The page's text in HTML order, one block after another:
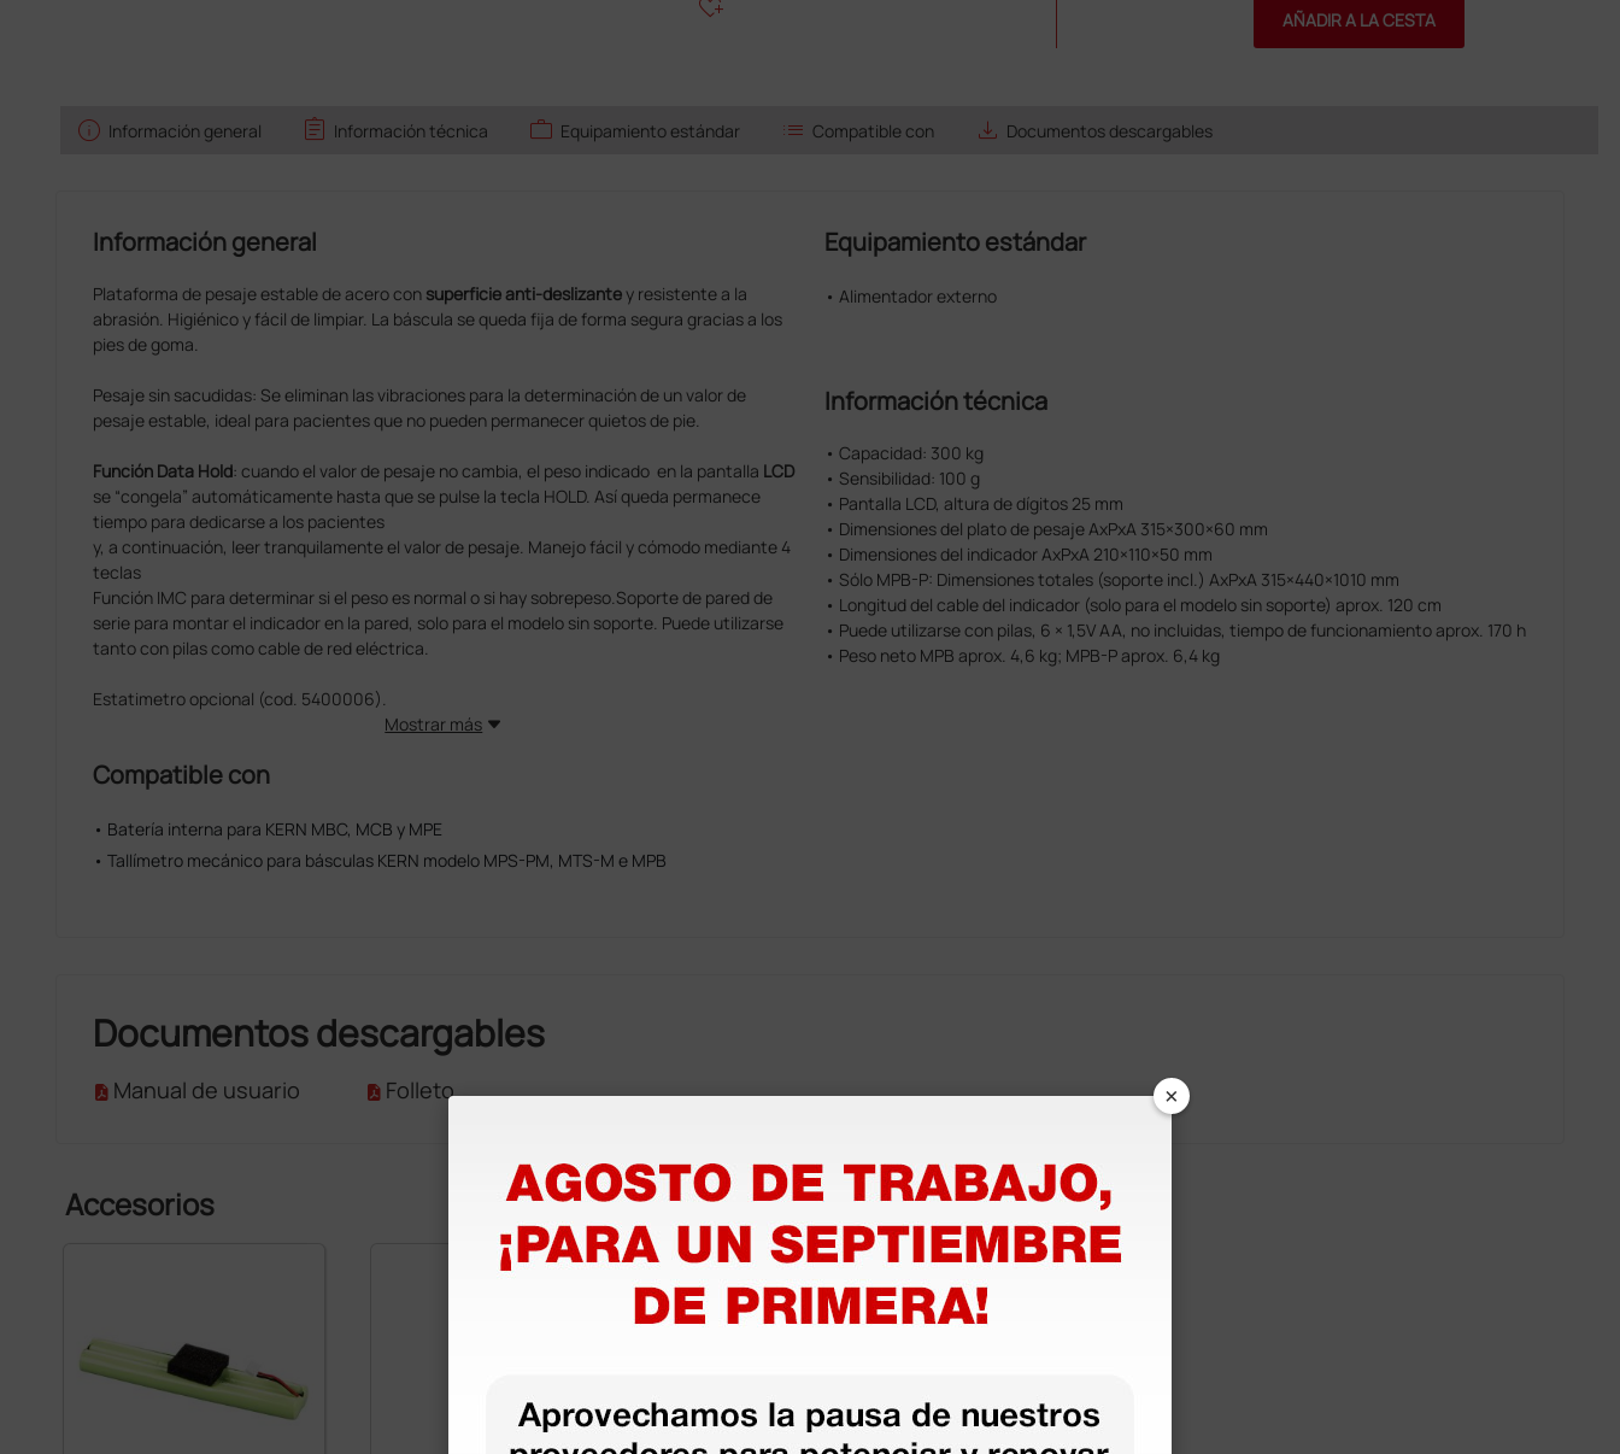
heart_plus AÑADIR A LA CESTA
info Información general assignment Información técnica work Equipamiento estándar list Compatible con save_alt Documentos descargables
Información general
Plataforma de pesaje estable de acero con superﬁcie anti-deslizante y resistente a la
abrasión. Higiénico y fácil de limpiar. La báscula se queda ﬁja de forma segura gracias a los
pies de goma.
Pesaje sin sacudidas: Se eliminan las vibraciones para la determinación de un valor de
pesaje estable, ideal para pacientes que no pueden permanecer quietos de pie.
Función Data Hold: cuando el valor de pesaje no cambia, el peso indicado en la pantalla LCD
se “congela” automáticamente hasta que se pulse la tecla HOLD. Así queda permanece
tiempo para dedicarse a los pacientes
y, a continuación, leer tranquilamente el valor de pesaje. Manejo fácil y cómodo mediante 4
teclas
Función IMC para determinar si el peso es normal o si hay sobrepeso.Soporte de pared de
serie para montar el indicador en la pared, solo para el modelo sin soporte. Puede utilizarse
tanto con pilas como cable de red eléctrica.
Estatimetro opcional (cod. 5400006).
Mostrar más
Compatible con
• Batería interna para KERN MBC, MCB y MPE
• Tallímetro mecánico para básculas KERN modelo MPS-PM, MTS-M e MPB
Equipamiento estándar
• Alimentador externo
Información técnica
• Capacidad: 300 kg
• Sensibilidad: 100 g
• Pantalla LCD, altura de dígitos 25 mm
• Dimensiones del plato de pesaje AxPxA 315×300×60 mm
• Dimensiones del indicador AxPxA 210×110×50 mm
• Sólo MPB-P: Dimensiones totales (soporte incl.) AxPxA 315×440×1010 mm
• Longitud del cable del indicador (solo para el modelo sin soporte) aprox. 120 cm
• Puede utilizarse con pilas, 6 × 1,5V AA, no incluidas, tiempo de funcionamiento aprox. 170 h
• Peso neto MPB aprox. 4,6 kg; MPB-P aprox. 6,4 kg
Documentos descargables
Manual de usuario Folleto
Accesorios
×